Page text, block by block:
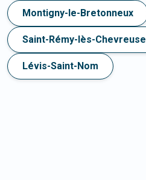
Montigny-le-Bretonneux
Saint-Rémy-lès-Chevreuse
Lévis-Saint-Nom